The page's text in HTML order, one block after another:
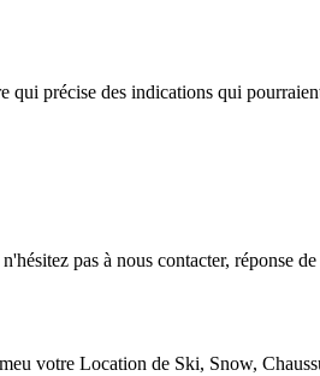
qui précise des indications qui
pas à nous contacter, réponse
votre Location de Ski, Snow,